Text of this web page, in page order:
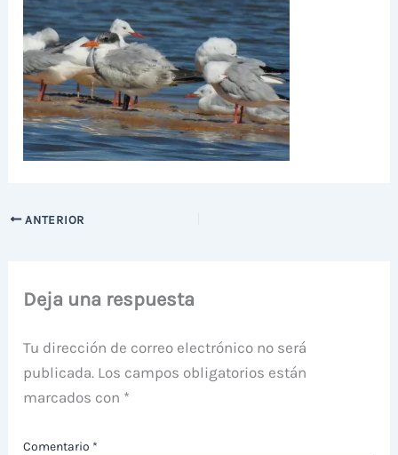
ANTERIOR
Deja una respuesta
Tu dirección de correo electrónico no será
publicada. Los campos obligatorios están
marcados con *
Comentario *